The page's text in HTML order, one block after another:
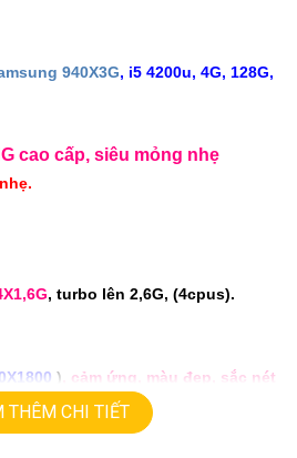
940X3G, i5 4200u, 4G, 128G,
cao cấp, siêu mỏng nhẹ
, turbo lên 2,6G, (4cpus).
) , cảm ứng, màu đẹp, sắc nét
THÊM CHI TIẾT